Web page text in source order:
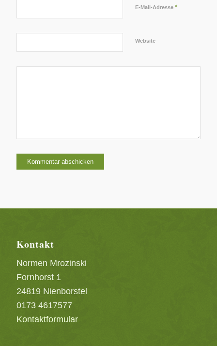
E-Mail-Adresse *
Website
Kontakt
Normen Mrozinski
Fornhorst 1
24819 Nienborstel
0173 4617577
Kontaktformular